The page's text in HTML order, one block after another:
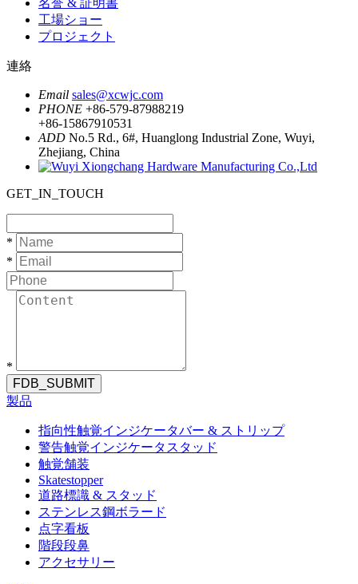
名誉 & 証明書
工場ショー
プロジェクト
連絡
Email sales@xcwjc.com
PHONE +86-579-87988219
+86-15867910531
ADD No.5 Rd., 6#, Huanglong Industrial Zone, Wuyi,
Zhejiang, China
GET_IN_TOUCH
*
*
*
FDB_SUBMIT
製品
指向性触覚インジケータバー & ストリップ
警告触覚インジケータスタッド
触覚舗装
Skatestopper
道路標識 & スタッド
ステンレス鋼ボラード
点字看板
階段段鼻
アクセサリー